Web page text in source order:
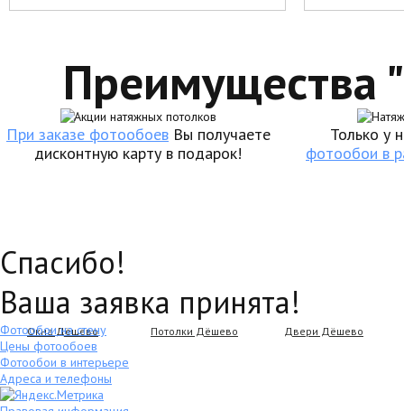
При заказе фотообоев Вы получаете
дисконтную карту в подарок!
Только у
фотообои в
Спасибо!
Ваша заявка принята!
Окна Дёшево Потолки Дёшево Двери Дёшево
Фотообои на стену
Цены фотообоев
Фотообои в интерьере
Адреса и телефоны